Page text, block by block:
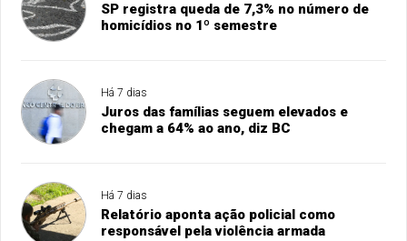
SP registra queda de 7,3% no número de
homicídios no 1º semestre
Há 7 dias
Juros das famílias seguem elevados e
chegam a 64% ao ano, diz BC
Há 7 dias
Relatório aponta ação policial como
responsável pela violência armada